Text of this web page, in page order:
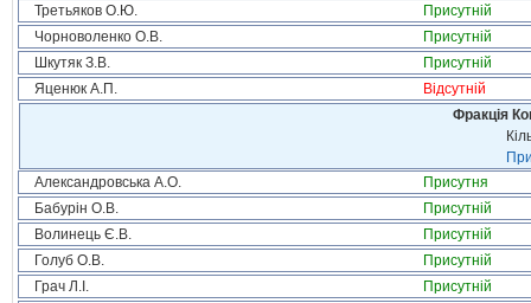
Третьяков О.Ю.
Присутній
Чорноволенко О.В.
Присутній
Шкутяк З.В.
Присутній
Яценюк А.П.
Відсутній
Фракція
Александровська А.О.
Присутня
Бабурін О.В.
Присутній
Волинець Є.В.
Присутній
Голуб О.В.
Присутній
Грач Л.І.
Присутній